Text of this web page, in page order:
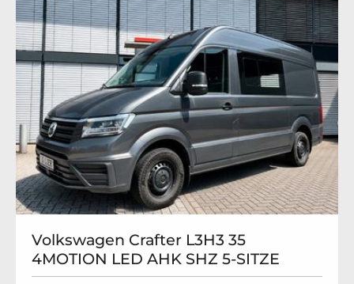
Volkswagen Crafter L3H3 35
4MOTION LED AHK SHZ 5-SITZE